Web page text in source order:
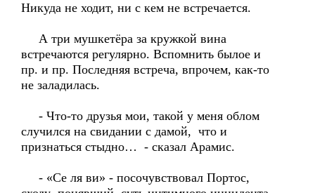
Никуда не ходит, ни с кем не встречается.
А три мушкетёра за кружкой вина
встречаются регулярно. Вспомнить былое и
пр. и пр. Последняя встреча, впрочем, как-то
не заладилась.
- Что-то друзья мои, такой у меня облом
случился на свидании с дамой, что и
признаться стыдно… - сказал Арамис.
- «Се ля ви» - посочувствовал Портос,